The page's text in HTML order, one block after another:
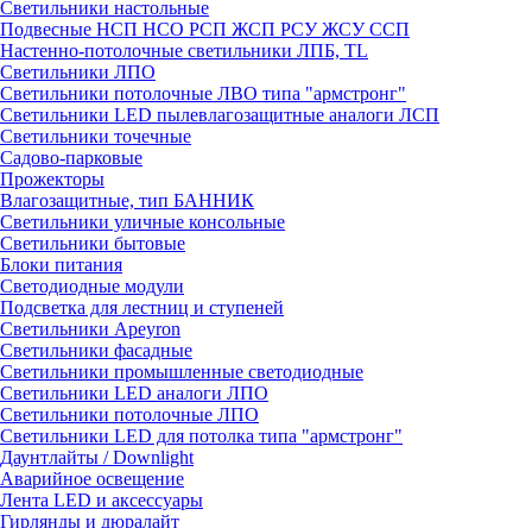
Светильники настольные
Подвесные НСП НСО РСП ЖСП РСУ ЖСУ ССП
Настенно-потолочные светильники ЛПБ, TL
Светильники ЛПО
Светильники потолочные ЛВО типа "армстронг"
Светильники LED пылевлагозащитные аналоги ЛСП
Светильники точечные
Садово-парковые
Прожекторы
Влагозащитные, тип БАННИК
Светильники уличные консольные
Светильники бытовые
Блоки питания
Светодиодные модули
Подсветка для лестниц и ступеней
Светильники Apeyron
Светильники фасадные
Светильники промышленные светодиодные
Светильники LED аналоги ЛПО
Светильники потолочные ЛПО
Светильники LED для потолка типа "армстронг"
Даунтлайты / Downlight
Аварийное освещение
Лента LED и аксессуары
Гирлянды и дюралайт